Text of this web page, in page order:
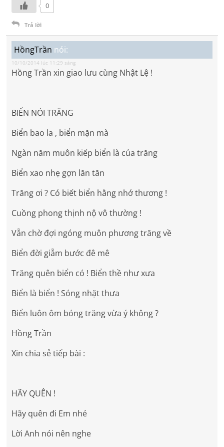
0
Trả lời
HồngTrần nói:
10/10/2014 lúc 11:29 sáng
Hồng Trần xin giao lưu cùng Nhật Lệ !
BIỂN NÓI TRĂNG
Biển bao la , biển mặn mà
Ngàn năm muôn kiếp biển là của trăng
Biển xao nhẹ gợn lăn tăn
Trăng ơi ? Có biết biển hằng nhớ thương !
Cuồng phong thịnh nộ vô thường !
Vẫn chờ đợi ngóng muôn phương trăng về
Biển đời giẫm bước đê mê
Trăng quên biển có ! Biển thề như xưa
Biển là biển ! Sóng nhặt thưa
Biển luôn ôm bóng trăng vừa ý không ?
Hồng Trần
Xin chia sẻ tiếp bài :
HÃY QUÊN !
Hãy quên đi Em nhé
Lời Anh nói nên nghe